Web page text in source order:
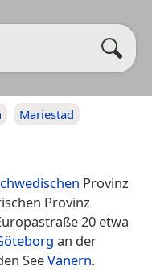
Mariestad
Provinz
Provinz
20 etwa
an der
SeeVänern.